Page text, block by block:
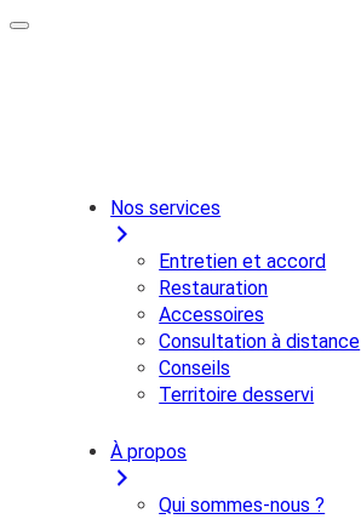
Nos services
Entretien et accord
Restauration
Accessoires
Consultation à distance
Conseils
Territoire desservi
À propos
Qui sommes-nous ?